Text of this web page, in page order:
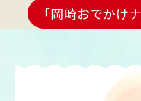
「岡崎おでか